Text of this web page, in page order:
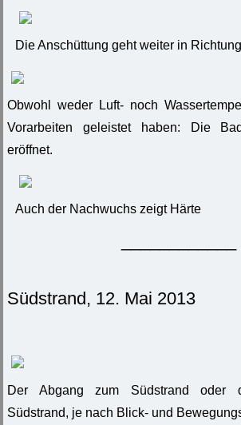
Die Anschüttung geht weiter in
Obwohl weder Luft- noch
Vorarbeiten geleistet haben: Die
eröffnet.
Auch der Nachwuchs zeigt Härte
Südstrand, 12. Mai 2013
Der Abgang zum Südstrand oder
Südstrand, je nach Blick- und